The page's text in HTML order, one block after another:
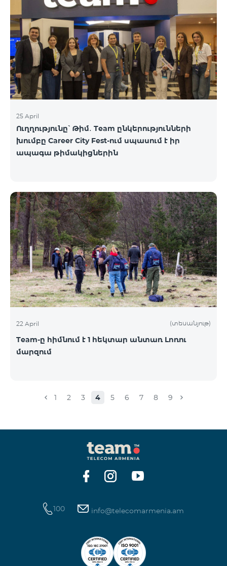
25 April
Ուղղությունը՝ Թիմ․ Team ընկերությունների
խումբը Career City Fest-ում սպասում է իր
ապագա թիմակիցներին
22 April (տեսանյութ)
Team-ը հիմնում է 1 հեկտար անտառ Լոռու
մարզում
1 2 3 4 5 6 7 8 9
100 info@telecomarmenia.am